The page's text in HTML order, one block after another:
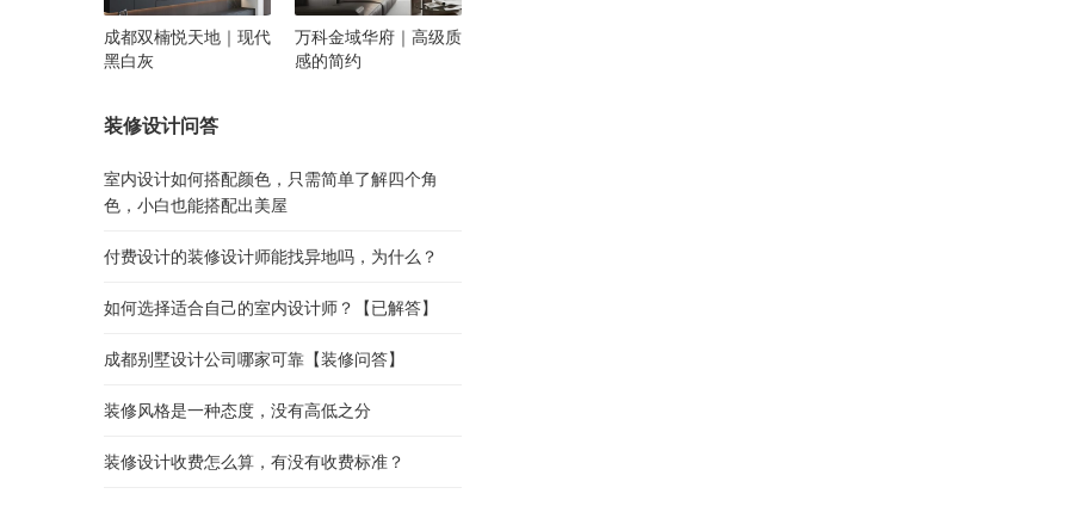
成都双楠悦天地｜现代
黑白灰
万科金域华府｜高级质
感的简约
装修设计问答
室内设计如何搭配颜色，只需简单了解四个角
色，小白也能搭配出美屋
付费设计的装修设计师能找异地吗，为什么？
如何选择适合自己的室内设计师？【已解答】
成都别墅设计公司哪家可靠【装修问答】
装修风格是一种态度，没有高低之分
装修设计收费怎么算，有没有收费标准？